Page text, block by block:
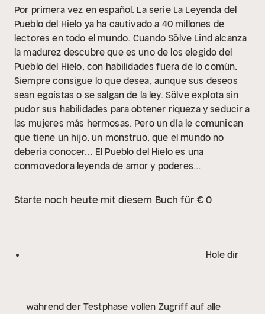
Por primera vez en español. La serie La Leyenda del
Pueblo del Hielo ya ha cautivado a 40 millones de
lectores en todo el mundo. Cuando Sölve Lind alcanza
la madurez descubre que es uno de los elegido del
Pueblo del Hielo, con habilidades fuera de lo común.
Siempre consigue lo que desea, aunque sus deseos
sean egoístas o se salgan de la ley. Sölve explota sin
pudor sus habilidades para obtener riqueza y seducir a
las mujeres más hermosas. Pero un día le comunican
que tiene un hijo, un monstruo, que el mundo no
debería conocer... El Pueblo del Hielo es una
conmovedora leyenda de amor y poderes
bien y el mal.
”Margit Sandemo es simplemente
ojos de par en par y que probablemente sientan cierto
leyenda entrelazada con eventos históricos: esta
Starte noch heute mit diesem Buch für € 0
Hole dir
während der Testphase vollen Zugriff auf alle